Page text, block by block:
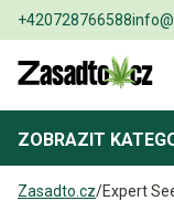
+420728766588
ZOBRAZIT
Zasadto.cz/Expert